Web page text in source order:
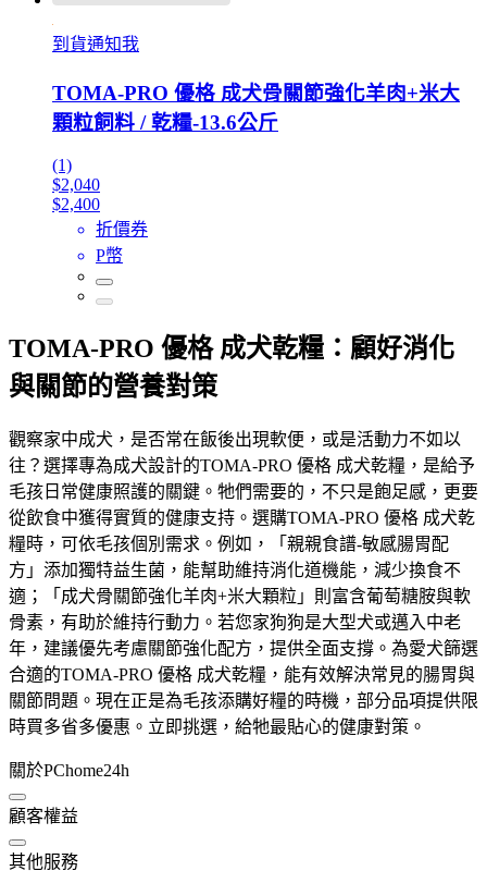
到貨通知我
TOMA-PRO 優格 成犬骨關節強化羊肉+米大
顆粒飼料 / 乾糧-13.6公斤
(1)
$2,040
$2,400
折價券
P幣
TOMA-PRO 優格 成犬乾糧：顧好消化
與關節的營養對策
觀察家中成犬，是否常在飯後出現軟便，或是活動力不如以
往？選擇專為成犬設計的TOMA-PRO 優格 成犬乾糧，是給予
毛孩日常健康照護的關鍵。牠們需要的，不只是飽足感，更要
從飲食中獲得實質的健康支持。選購TOMA-PRO 優格 成犬乾
糧時，可依毛孩個別需求。例如，「親親食譜-敏感腸胃配
方」添加獨特益生菌，能幫助維持消化道機能，減少換食不
適；「成犬骨關節強化羊肉+米大顆粒」則富含葡萄糖胺與軟
骨素，有助於維持行動力。若您家狗狗是大型犬或邁入中老
年，建議優先考慮關節強化配方，提供全面支撐。為愛犬篩選
合適的TOMA-PRO 優格 成犬乾糧，能有效解決常見的腸胃與
關節問題。現在正是為毛孩添購好糧的時機，部分品項提供限
時買多省多優惠。立即挑選，給牠最貼心的健康對策。
關於PChome24h
顧客權益
其他服務